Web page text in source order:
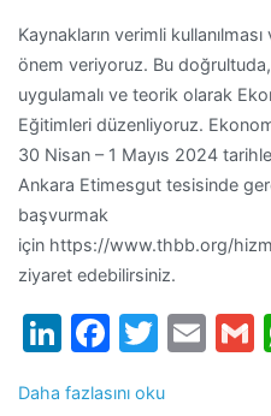
Kaynakların verimli
önem veriyoruz. Bu
uygulamalı ve teorik olarak
Eğitimleri düzenliyoruz.
30 Nisan – 1 Mayıs 2024
Ankara Etimesgut tesisinde
başvurmak
için https://www.thbb.org/
ziyaret edebilirsiniz.
LinkedIn
Daha fazlasını oku